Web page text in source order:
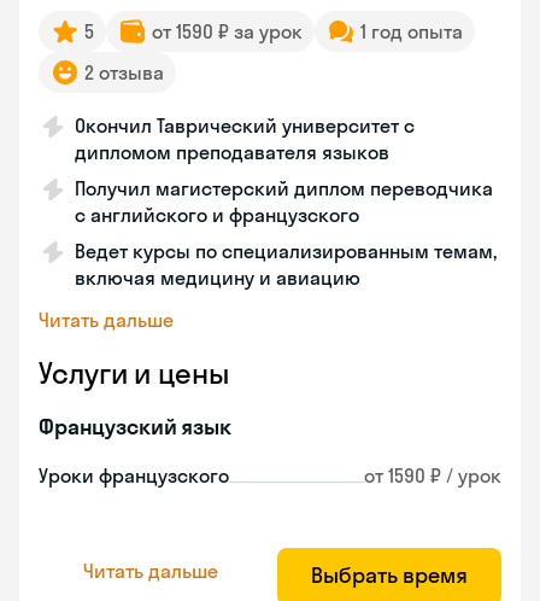
5 от 1590 ₽ за урок
1 год опыта
2 отзыва
Окончил Таврический университет с
дипломом преподавателя языков
Получил магистерский диплом переводчика
с английского и французского
Ведет курсы по специализированным темам,
включая медицину и авиацию
Читать дальше
Услуги и цены
Французский язык
Уроки французского от 1590 ₽ / урок
Читать дальше Выбрать время